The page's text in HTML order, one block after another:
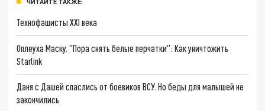
ЧИТАЙТЕ ТАКЖЕ:
Технофашисты XXI века
Оплеуха Маску. "Пора снять белые перчатки": Как уничтожить
Starlink
Даня с Дашей спаслись от боевиков ВСУ. Но беды для малышей не
закончились